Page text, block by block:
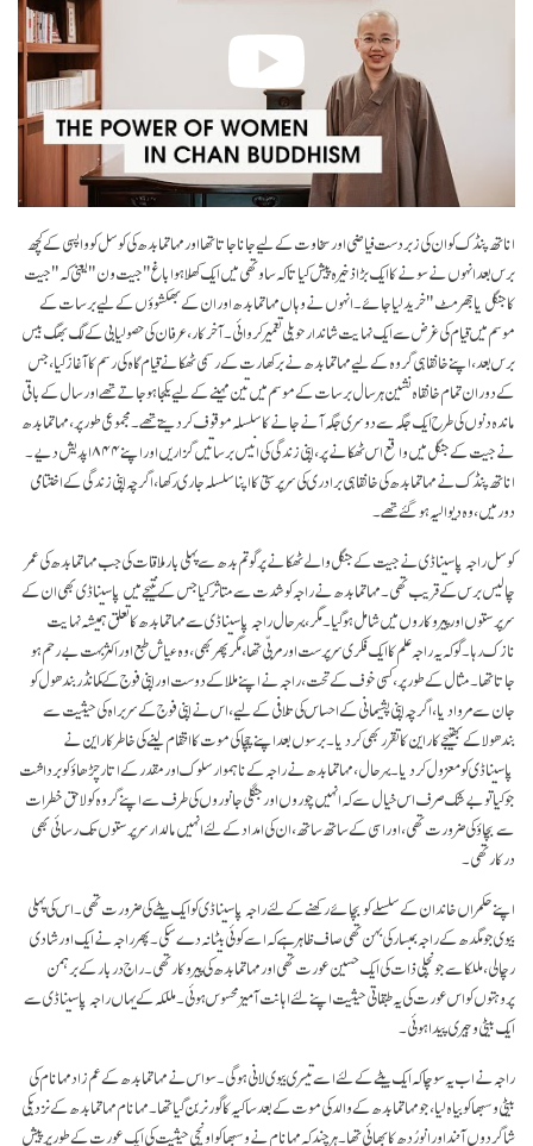
اناتھ پنڈک کو ان کی زبردست فیاضی اور سخاوت کے لیے جاناجاتا تھا اور مہاتما بدھ کی کوسل کو واپسی کے کچھ
برس بعد انہوں نے سونے کا ایک بڑا ذخیرہ پیش کیا تاکہ ساوتھی میں ایک کھلا ہوا باغ "جیت ون" یعنی کہ "جیت
کا جنگل یا جھرمٹ" خرید لیا جائے۔ انہوں نے وہاں مہاتما بدھ اور ان کے بھکشوؤں کے لیے برسات کے
موسم میں قیام کی غرض سے ایک نہایت شاندار حویلی تعمیر کروائی۔ آخر کار، عرفان کی حصولیابی کے لگ بھگ بیس
برس بعد، اپنے خانقاہی گروہ کے لیے مہاتما بدھ نے برکھا رت کے رسمی ٹھکانے قیام گاہ کی رسم کا آغاز کیا، جس
کے دوران تمام خانقاہ نشین ہرسال برسات کے موسم میں تین مہینے کے لیے یکجا ہو جاتے تھے اور سال کے باقی
ماندہ دنوں کی طرح ایک جگہ سے دوسری جگہ آنے جانے کا سلسلہ موقوف کر دیتے تھے۔ مجموعی طور پر، مہاتما بدھ
نے جیت کے جنگل میں واقع اس ٹھکانے پر، اپنی زندگی کی انیس برساتیں گزاریں اور اپنے ۸۴۴ اپدیش دیے۔
اناتھ پنڈک نے مہاتما بدھ کی خانقاہی برادری کی سرپرستی کا اپنا سلسلہ جاری رکھا، اگرچہ اپنی زندگی کے اختتامی
دور میں، وہ دیوالیہ ہو گئے تھے۔
کوسل راجہ پاسیناڈی نے جیت کے جنگل والے ٹھکانے پر گوتم بدھ سے پہلی بار ملاقات کی جب مہاتما بدھ کی عمر
چالیس برس کے قریب تھی۔ مہاتما بدھ نے راجہ کو شدت سے متاثر کیا جس کے نتیجے میں پاسیناڈی بھی ان کے
سرپرستوں اور پیروکاروں میں شامل ہوگیا۔ مگر، بہر حال راجہ پاسیناڈی سے مہاتما بدھ کا تعلق ہمیشہ نہایت
نازک رہا۔ گو کہ یہ راجہ علم کا ایک فکری سرپرست اور مربّی تھا، مگر پھر بھی، وہ عیاش طبع اور اکثر بہت بے رحم ہو
جاتا تھا۔ مثال کے طور پر، کسی خوف کے تحت، راجہ نے اپنے مللا کے دوست اور اپنی فوج کے کمانڈر بندھول کو
جان سے مروادیا، اگرچہ اپنی پشیمانی کے احساس کی تلافی کے لیے، اس نے اپنی فوج کے سر براہ کی حیثیت سے
بندھولا کے بھتیجے کاراین کا تقرر بھی کر دیا۔ برسوں بعد اپنے چچا کی موت کا انتقام لینے کی خاطر کاراین نے
پاسیناڈی کو معزول کر دیا۔ بہر حال، مہاتما بدھ نے راجہ کے ناہموار سلوک اور مقدر کے اتار چڑھاؤ کو برداشت
جو کیا تو بے شک صرف اس خیال سے کہ انہیں چوروں اور جنگلی جانوروں کی طرف سے اپنے گروہ کو لا حق خطرات
سے بچاؤ کی ضرورت تھی، اور اسی کے ساتھ ساتھ، ان کی امداد کے لئے انہیں مالدار سرپرستوں تک رسائی بھی
درکار تھی۔
اپنے حکمراں خاندان کے سلسلے کو بچائے رکھنے کے لئے راجہ پاسیناڈی کو ایک بیٹے کی ضرورت تھی۔ اس کی پہلی
بیوی جو مگدھ کے راجہ بمبسار کی بہن تھی صاف ظاہر ہے کہ اسے کوئی بیٹا نہ دے سکی۔ پھر راجہ نے ایک اور شادی
رچا لی، مللکا سے جو نچلی ذات کی ایک حسین عورت تھی اور مہاتما بدھ کی پیروکار تھی۔ راج دربار کے برہمن
پروہتوں کو اس عورت کی یہ طبقاتی حیثیت اپنے لئے اہانت آمیز محسوس ہوئی۔ مللکہ کے یہاں راجہ پاسیناڈی سے
ایک بیٹی وجیری پیدا ہوئی۔
راجہ نے اب یہ سوچا کہ ایک بیٹے کے لئے اسے تیسری بیوی لانی ہوگی۔ سو اس نے مہاتما بدھ کے عم زاد مہانام کی
بیٹی وسبھا کو بیاہ لیا، جو مہاتما بدھ کے والد کی موت کے بعد ساکیہ کا گورنر بن گیا تھا۔ مہانام مہاتما بدھ کے نزدیکی
شاگردوں آنند اور انورُدھ کا بھائی تھا۔ ہر چند کہ مہانام نے وسبھا کو اونچی حیثیت کی ایک عورت کے طور پر پیش